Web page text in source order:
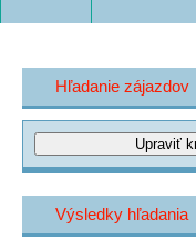
Hľadanie zájazdov
Výsledky hľadania